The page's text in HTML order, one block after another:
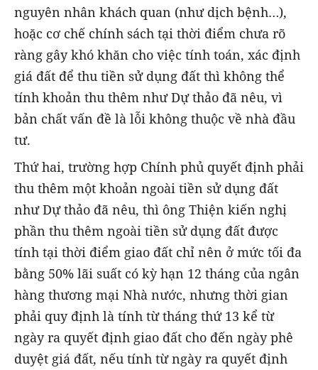
nguyên nhân khách quan (như dịch bệnh…),
hoặc cơ chế chính sách tại thời điểm chưa rõ
ràng gây khó khăn cho việc tính toán, xác định
giá đất để thu tiền sử dụng đất thì không thể
tính khoản thu thêm như Dự thảo đã nêu, vì
bản chất vấn đề là lỗi không thuộc về nhà đầu
tư.
Thứ hai, trường hợp Chính phủ quyết định phải
thu thêm một khoản ngoài tiền sử dụng đất
như Dự thảo đã nêu, thì ông Thiện kiến nghị
phần thu thêm ngoài tiền sử dụng đất được
tính tại thời điểm giao đất chỉ nên ở mức tối đa
bằng 50% lãi suất có kỳ hạn 12 tháng của ngân
hàng thương mại Nhà nước, nhưng thời gian
phải quy định là tính từ tháng thứ 13 kể từ
ngày ra quyết định giao đất cho đến ngày phê
duyệt giá đất, nếu tính từ ngày ra quyết định